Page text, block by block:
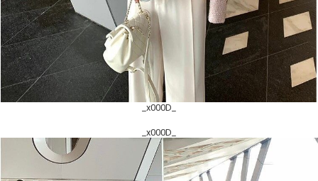
_x000D_
_x000D_